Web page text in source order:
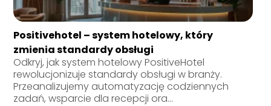
Positivehotel – system hotelowy, który
zmienia standardy obsługi
Odkryj, jak system hotelowy PositiveHotel
rewolucjonizuje standardy obsługi w branży.
Przeanalizujemy automatyzację codziennych
zadań, wsparcie dla recepcji ora...